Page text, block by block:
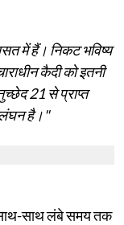
में हैं। निकट भविष्य
कैदी को इतनी
21 से प्राप्त
है।"
साथ-साथ लंबे समय तक